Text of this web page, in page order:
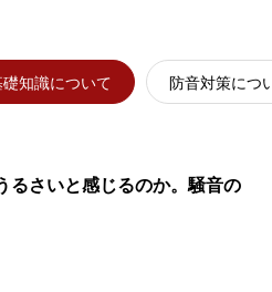
知識について 防音対策につ
るさいと感じるのか。騒音の